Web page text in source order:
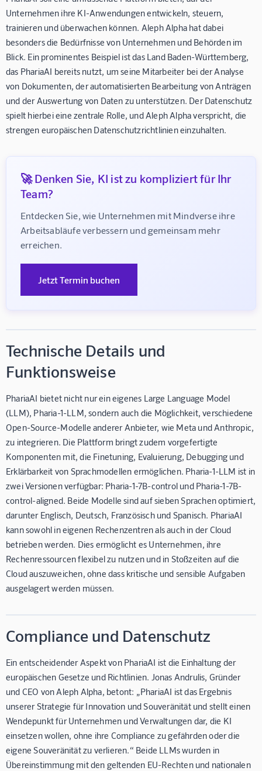
Unternehmen ihre KI-Anwendungen entwickeln, steuern,
trainieren und überwachen können. Aleph Alpha hat dabei
besonders die Bedürfnisse von Unternehmen und Behörden im
Blick. Ein prominentes Beispiel ist das Land Baden-Württemberg,
das PhariaAI bereits nutzt, um seine Mitarbeiter bei der Analyse
von Dokumenten, der automatisierten Bearbeitung von Anträgen
und der Auswertung von Daten zu unterstützen. Der Datenschutz
spielt hierbei eine zentrale Rolle, und Aleph Alpha verspricht, die
strengen europäischen Datenschutzrichtlinien einzuhalten.
🚀 Denken Sie, KI ist zu kompliziert für Ihr
Team?
Entdecken Sie, wie Unternehmen mit Mindverse ihre
Arbeitsabläufe verbessern und gemeinsam mehr
erreichen.
Jetzt Termin buchen
Technische Details und
Funktionsweise
PhariaAI bietet nicht nur ein eigenes Large Language Model
(LLM), Pharia-1-LLM, sondern auch die Möglichkeit, verschiedene
Open-Source-Modelle anderer Anbieter, wie Meta und Anthropic,
zu integrieren. Die Plattform bringt zudem vorgefertigte
Komponenten mit, die Finetuning, Evaluierung, Debugging und
Erklärbarkeit von Sprachmodellen ermöglichen. Pharia-1-LLM ist in
zwei Versionen verfügbar: Pharia-1-7B-control und Pharia-1-7B-
control-aligned. Beide Modelle sind auf sieben Sprachen optimiert,
darunter Englisch, Deutsch, Französisch und Spanisch. PhariaAI
kann sowohl in eigenen Rechenzentren als auch in der Cloud
betrieben werden. Dies ermöglicht es Unternehmen, ihre
Rechenressourcen flexibel zu nutzen und in Stoßzeiten auf die
Cloud auszuweichen, ohne dass kritische und sensible Aufgaben
ausgelagert werden müssen.
Compliance und Datenschutz
Ein entscheidender Aspekt von PhariaAI ist die Einhaltung der
europäischen Gesetze und Richtlinien. Jonas Andrulis, Gründer
und CEO von Aleph Alpha, betont: „PhariaAI ist das Ergebnis
unserer Strategie für Innovation und Souveränität und stellt einen
Wendepunkt für Unternehmen und Verwaltungen dar, die KI
einsetzen wollen, ohne ihre Compliance zu gefährden oder die
eigene Souveränität zu verlieren.“ Beide LLMs wurden in
Übereinstimmung mit den geltenden EU-Rechten und nationalen